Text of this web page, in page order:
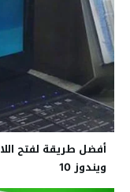
أفضل طريقة لفتح
ويندوز 10